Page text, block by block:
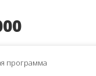
программа